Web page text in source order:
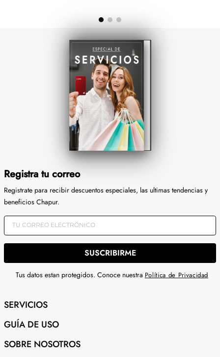
Registra tu correo
Registrate para recibir descuentos especiales, las ultimas tendencias y
beneficios Chapur.
SUSCRIBIRME
Tus datos estan protegidos. Conoce nuestra Política de Privacidad
SERVICIOS
GUÍA DE USO
SOBRE NOSOTROS